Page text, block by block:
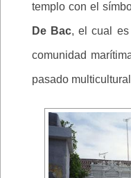
templo con el
De Bac, el cual es
comunidad
pasado